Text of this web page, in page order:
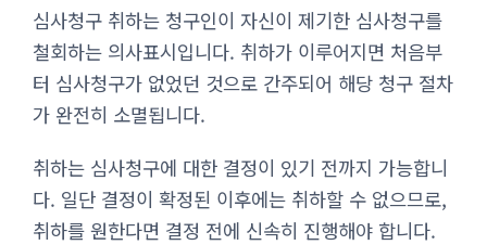
심사청구 취하는 청구인이 자신이 제기한 심사청구를
철회하는 의사표시입니다. 취하가 이루어지면 처음부
터 심사청구가 없었던 것으로 간주되어 해당 청구 절차
가 완전히 소멸됩니다.
취하는 심사청구에 대한 결정이 있기 전까지 가능합니
다. 일단 결정이 확정된 이후에는 취하할 수 없으므로,
취하를 원한다면 결정 전에 신속히 진행해야 합니다.